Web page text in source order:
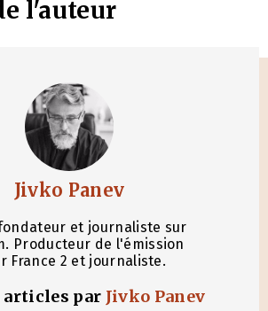
l'auteur
Jivko Panev
et journaliste sur
Producteur de l'émission
France 2 et journaliste.
articles par Jivko Panev